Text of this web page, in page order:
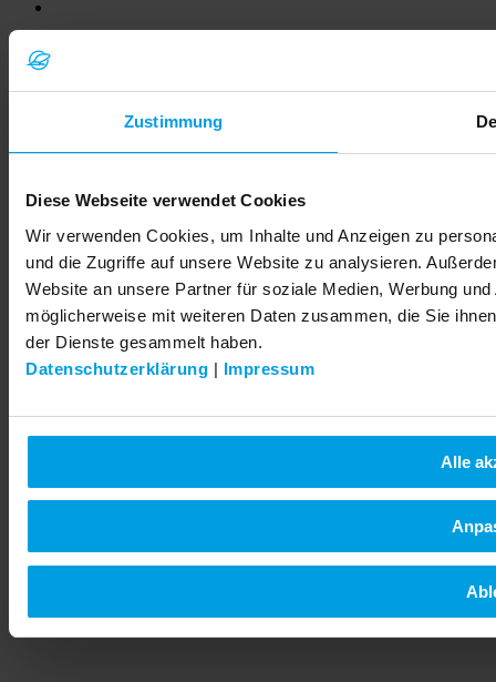
Zustimmung
Diese Webseite verwendet Cookies
Wir verwenden Cookies, um Inhalte und Anzeigen zu
und die Zugriffe auf unsere Website zu analysieren.
Website an unsere Partner für soziale Medien, Werbung
möglicherweise mit weiteren Daten zusammen, die Sie
der Dienste gesammelt haben.
Datenschutzerklärung | Impressum
Alle